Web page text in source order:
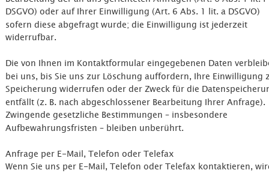
DSGVO) oder auf Ihrer Einwilligung (Art. 6 Abs. 1 lit. a DSGVO)
sofern diese abgefragt wurde; die Einwilligung ist jederzeit
widerrufbar.
Die von Ihnen im Kontaktformular eingegebenen Daten
bei uns, bis Sie uns zur Löschung auffordern, Ihre Einwilligung
Speicherung widerrufen oder der Zweck für die
entfällt (z. B. nach abgeschlossener Bearbeitung Ihrer Anfrage).
Zwingende gesetzliche Bestimmungen – insbesondere
Aufbewahrungsfristen – bleiben unberührt.
Anfrage per E-Mail, Telefon oder Telefax
Wenn Sie uns per E-Mail, Telefon oder Telefax kontaktieren,